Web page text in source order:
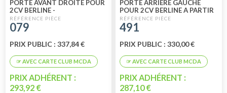
PORTE AVANT DROITE POUR
2CV BERLINE -
FOURGONNETTE A PARTIR
DE 1965 A 1990
079
PRIX PUBLIC : 337,84 €
PRIX ADHÉRENT :
293,92 €
PORTE ARRIÈRE GAUCHE
POUR 2CV BERLINE A PARTIR
DE 1965 A 1990
491
PRIX PUBLIC : 330,00 €
PRIX ADHÉRENT :
287,10 €